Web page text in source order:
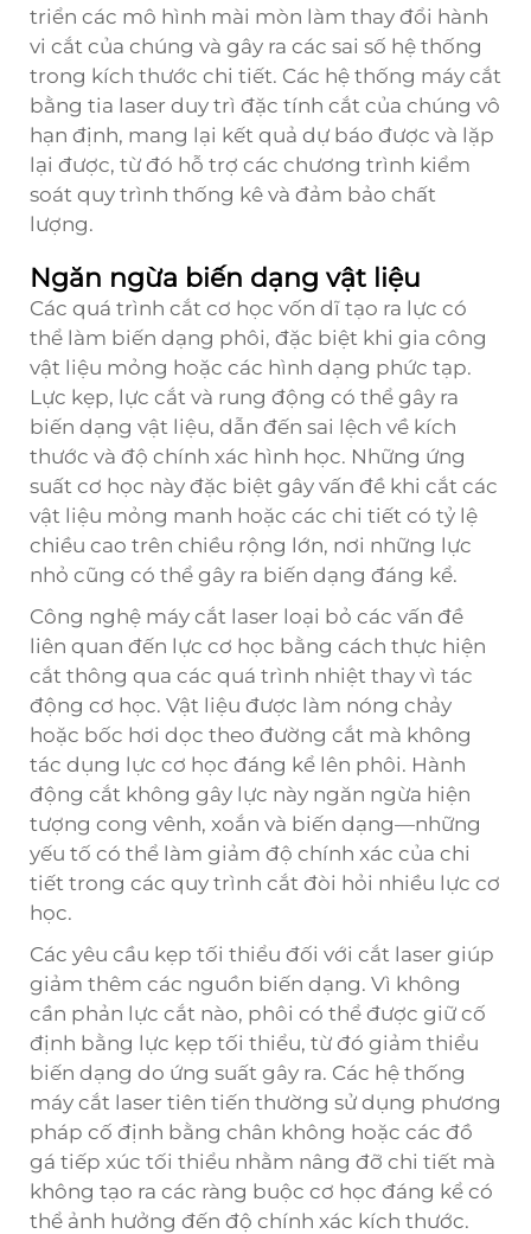
triển các mô hình mài mòn làm thay đổi hành
vi cắt của chúng và gây ra các sai số hệ thống
trong kích thước chi tiết. Các hệ thống máy cắt
bằng tia laser duy trì đặc tính cắt của chúng vô
hạn định, mang lại kết quả dự báo được và lặp
lại được, từ đó hỗ trợ các chương trình kiểm
soát quy trình thống kê và đảm bảo chất
lượng.
Ngăn ngừa biến dạng vật liệu
Các quá trình cắt cơ học vốn dĩ tạo ra lực có
thể làm biến dạng phôi, đặc biệt khi gia công
vật liệu mỏng hoặc các hình dạng phức tạp.
Lực kẹp, lực cắt và rung động có thể gây ra
biến dạng vật liệu, dẫn đến sai lệch về kích
thước và độ chính xác hình học. Những ứng
suất cơ học này đặc biệt gây vấn đề khi cắt các
vật liệu mỏng manh hoặc các chi tiết có tỷ lệ
chiều cao trên chiều rộng lớn, nơi những lực
nhỏ cũng có thể gây ra biến dạng đáng kể.
Công nghệ máy cắt laser loại bỏ các vấn đề
liên quan đến lực cơ học bằng cách thực hiện
cắt thông qua các quá trình nhiệt thay vì tác
động cơ học. Vật liệu được làm nóng chảy
hoặc bốc hơi dọc theo đường cắt mà không
tác dụng lực cơ học đáng kể lên phôi. Hành
động cắt không gây lực này ngăn ngừa hiện
tượng cong vênh, xoắn và biến dạng—những
yếu tố có thể làm giảm độ chính xác của chi
tiết trong các quy trình cắt đòi hỏi nhiều lực cơ
học.
Các yêu cầu kẹp tối thiểu đối với cắt laser giúp
giảm thêm các nguồn biến dạng. Vì không
cần phản lực cắt nào, phôi có thể được giữ cố
định bằng lực kẹp tối thiểu, từ đó giảm thiểu
biến dạng do ứng suất gây ra. Các hệ thống
máy cắt laser tiên tiến thường sử dụng phương
pháp cố định bằng chân không hoặc các đồ
gá tiếp xúc tối thiểu nhằm nâng đỡ chi tiết mà
không tạo ra các ràng buộc cơ học đáng kể có
thể ảnh hưởng đến độ chính xác kích thước.